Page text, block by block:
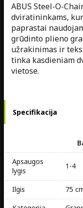
ABUS Steel-O-
dviratininkams,
paprastai
grūdinto plieno
užrakinimas ir
tinka kasdieniam
vietose.
Specifikacija
Apsaugos
lygis
1-4
Ilgis
75